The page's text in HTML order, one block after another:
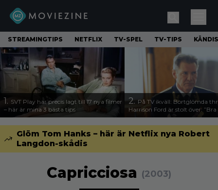
STREAMINGTIPS NETFLIX TV-SPEL TV-TIPS
1. SVT Play har precis lagt till 17 nya filmer
– här är mina 3 bästa tips
2. På TV ikväll: Bortglömda
Harrison Ford är stolt över:
Glöm Tom Hanks – här är Netflix nya Robert
Langdon-skådis
Capricciosa (2003)